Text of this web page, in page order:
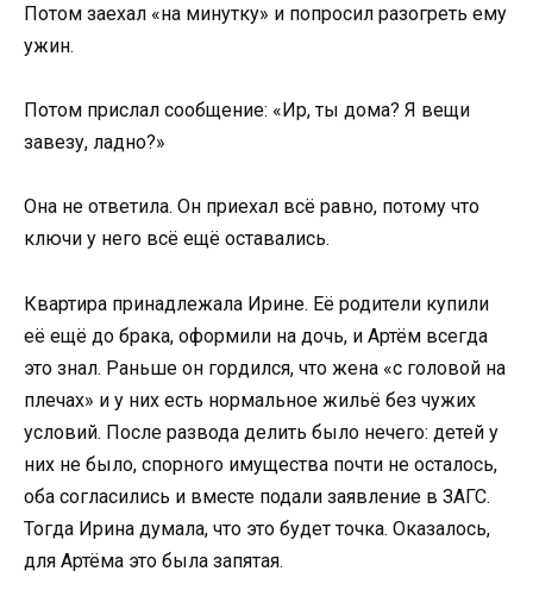
Потом заехал «на минутку» и попросил разогреть ему
ужин.
Потом прислал сообщение: «Ир, ты дома? Я вещи
завезу, ладно?»
Она не ответила. Он приехал всё равно, потому что
ключи у него всё ещё оставались.
Квартира принадлежала Ирине. Её родители купили
её ещё до брака, оформили на дочь, и Артём всегда
это знал. Раньше он гордился, что жена «с головой на
плечах» и у них есть нормальное жильё без чужих
условий. После развода делить было нечего: детей у
них не было, спорного имущества почти не осталось,
оба согласились и вместе подали заявление в ЗАГС.
Тогда Ирина думала, что это будет точка. Оказалось,
для Артёма это была запятая.